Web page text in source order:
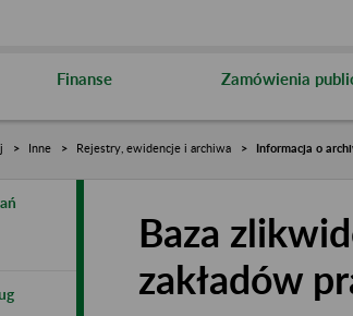
Finanse Zamówienia
Inne Rejestry, ewidencje i archiwa Informacja o
Baza
zakładów